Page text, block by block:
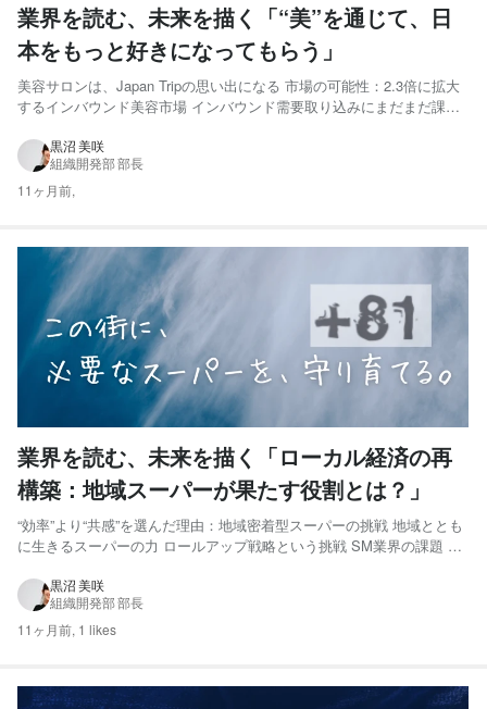
業界を読む、未来を描く「“美”を通じて、日
本をもっと好きになってもらう」
美容サロンは、Japan Tripの思い出になる 市場の可能性：2.3倍に拡大
するインバウンド美容市場 インバウンド需要取り込みにまだまだ課題
都合はないのか？ 受け入れ環境整備による増収の期待 私たちの挑戦：
マッチングで“文化の壁”を越える ミラ...
黒沼 美咲
組織開発部 部長
11ヶ月前,
業界を読む、未来を描く「ローカル経済の再
構築：地域スーパーが果たす役割とは？」
“効率”より“共感”を選んだ理由：地域密着型スーパーの挑戦 地域ととも
に生きるスーパーの力 ロールアップ戦略という挑戦 SM業界の課題 地
う未来への布石 情報提供・お問い合わせのお願い ミライへの問いかけ
“効率”より“共感”を選んだ理由：地域密...
黒沼 美咲
組織開発部 部長
11ヶ月前, 1 likes